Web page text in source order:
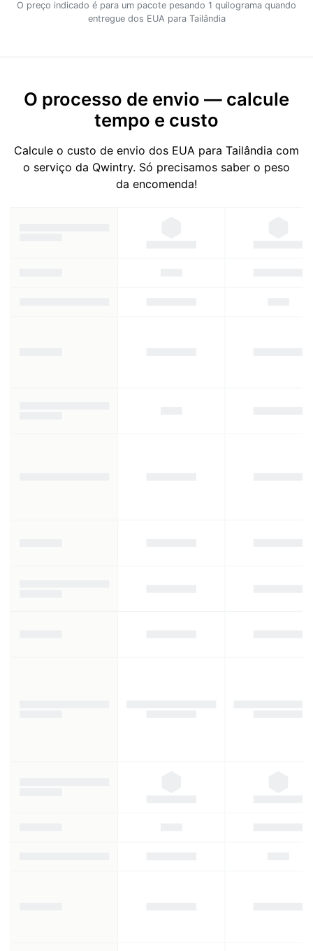
O preço indicado é para um pacote pesando 1 quilograma quando
entregue dos EUA para Tailândia
O processo de envio — calcule
tempo e custo
Calcule o custo de envio dos EUA para Tailândia com
o serviço da Qwintry. Só precisamos saber o peso
da encomenda!